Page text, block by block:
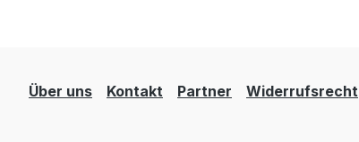
Über uns Kontakt Partner Widerrufsrecht